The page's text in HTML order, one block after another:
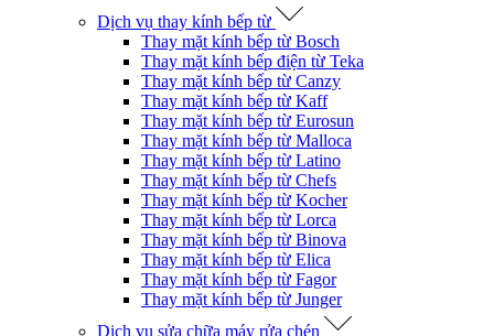
Dịch vụ thay kính bếp từ
Thay mặt kính bếp từ Bosch
Thay mặt kính bếp điện từ Teka
Thay mặt kính bếp từ Canzy
Thay mặt kính bếp từ Kaff
Thay mặt kính bếp từ Eurosun
Thay mặt kính bếp từ Malloca
Thay mặt kính bếp từ Latino
Thay mặt kính bếp từ Chefs
Thay mặt kính bếp từ Kocher
Thay mặt kính bếp từ Lorca
Thay mặt kính bếp từ Binova
Thay mặt kính bếp từ Elica
Thay mặt kính bếp từ Fagor
Thay mặt kính bếp từ Junger
Dịch vụ sửa chữa máy rửa chén